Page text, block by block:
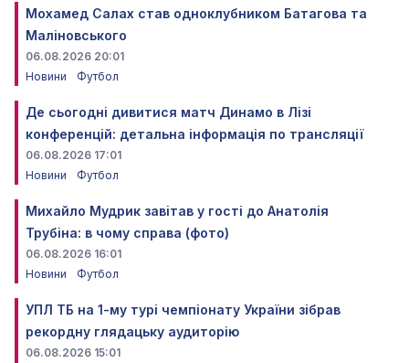
Мохамед Салах став одноклубником Батагова та
Маліновського
06.08.2026 20:01
Новини
Футбол
Де сьогодні дивитися матч Динамо в Лізі
конференцій: детальна інформація по трансляції
06.08.2026 17:01
Новини
Футбол
Михайло Мудрик завітав у гості до Анатолія
Трубіна: в чому справа (фото)
06.08.2026 16:01
Новини
Футбол
УПЛ ТБ на 1-му турі чемпіонату України зібрав
рекордну глядацьку аудиторію
06.08.2026 15:01